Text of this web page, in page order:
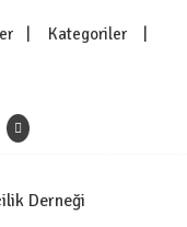
Kategoriler